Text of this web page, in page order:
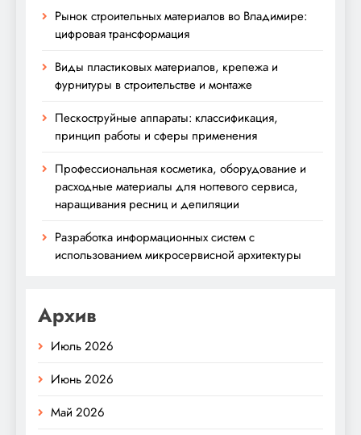
Рынок строительных материалов во Владимире:
цифровая трансформация
Виды пластиковых материалов, крепежа и
фурнитуры в строительстве и монтаже
Пескоструйные аппараты: классификация,
принцип работы и сферы применения
Профессиональная косметика, оборудование и
расходные материалы для ногтевого сервиса,
наращивания ресниц и депиляции
Разработка информационных систем с
использованием микросервисной архитектуры
Архив
Июль 2026
Июнь 2026
Май 2026